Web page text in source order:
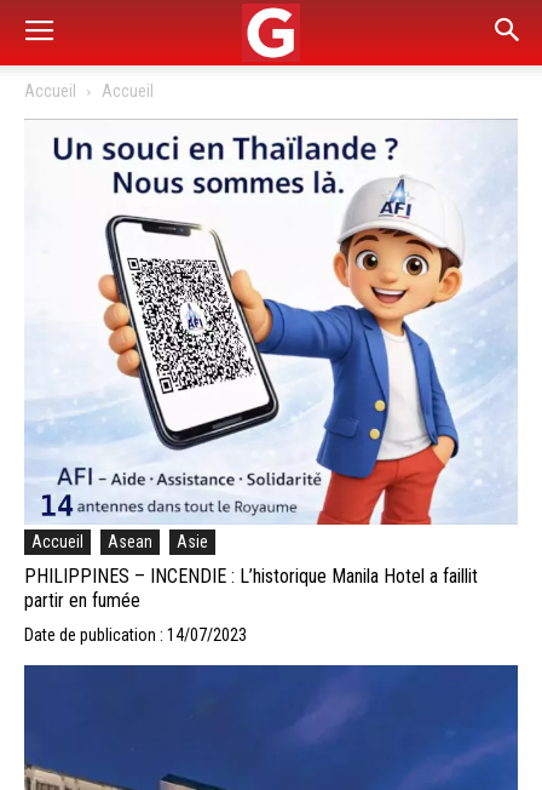
Accueil Accueil
Accueil Asean Asie
PHILIPPINES – INCENDIE : L’historique Manila Hotel a faillit
partir en fumée
Date de publication : 14/07/2023